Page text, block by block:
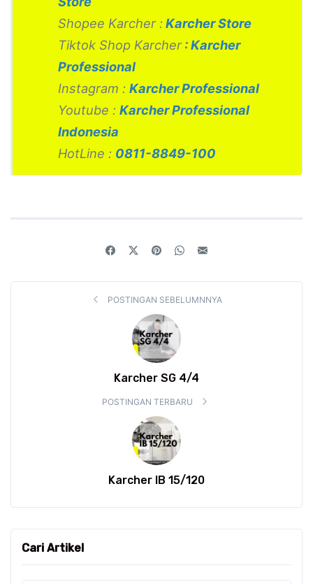
Shopee Karcher : Karcher Store
Tiktok Shop Karcher :Karcher
Professional
Instagram : Karcher Professional
Youtube : Karcher Professional
Indonesia
HotLine : 0811-8849-100
POSTINGAN SEBELUMNNYA
Karcher SG 4/4
POSTINGAN TERBARU
Karcher IB 15/120
Cari Artikel